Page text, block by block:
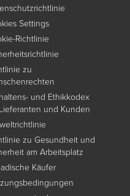
Settings
Richtlinie
zu
und Ethikkodex
und Kunden
zu Gesundheit und
am Arbeitsplatz
Käufer